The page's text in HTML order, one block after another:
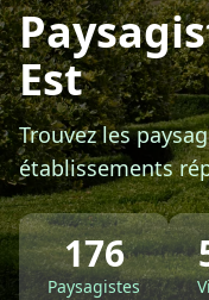
CGU
Est
Trouvez les
établissements
176
Paysagistes